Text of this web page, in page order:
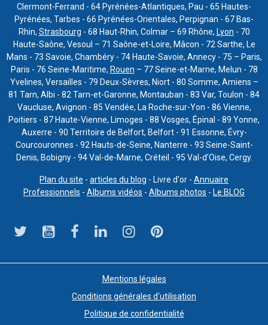
Clermont-Ferrand - 64 Pyrénées-Atlantiques, Pau - 65 Hautes-
Pyrénées, Tarbes - 66 Pyrénées-Orientales, Perpignan - 67 Bas-
Rhin, Strasbourg - 68 Haut-Rhin, Colmar – 69 Rhône, Lyon - 70
Haute-Saône, Vesoul – 71 Saône-et-Loire, Mâcon - 72 Sarthe, Le
Mans - 73 Savoie, Chambéry - 74 Haute-Savoie, Annecy - 75 – Paris,
Paris - 76 Seine-Maritime, Rouen – 77 Seine-et-Marne, Melun - 78
Yvelines, Versailles - 79 Deux-Sèvres, Niort - 80 Somme, Amiens –
81 Tarn, Albi - 82 Tarn-et-Garonne, Montauban - 83 Var, Toulon - 84
Vaucluse, Avignon - 85 Vendée, La Roche-sur-Yon - 86 Vienne,
Poitiers - 87 Haute-Vienne, Limoges - 88 Vosges, Épinal - 89 Yonne,
Auxerre - 90 Territoire de Belfort, Belfort - 91 Essonne, Évry-
Courcouronnes - 92 Hauts-de-Seine, Nanterre - 93 Seine-Saint-
Denis, Bobigny - 94 Val-de-Marne, Créteil - 95 Val-d’Oise, Cergy.
Plan du site - articles du blog - Livre d'or - Annuaire
Professionnels - Albums vidéos - Albums photos - Le BLOG
Mentions légales
Conditions générales d'utilisation
Politique de confidentialité